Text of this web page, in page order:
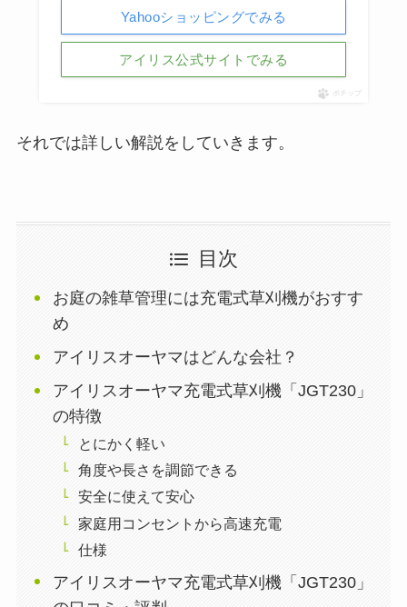
Yahooショッピングでみる
アイリス公式サイトでみる
ポチップ
それでは詳しい解説をしていきます。
目次
お庭の雑草管理には充電式草刈機がおすす
め
アイリスオーヤマはどんな会社？
アイリスオーヤマ充電式草刈機「JGT230」
の特徴
とにかく軽い
角度や長さを調節できる
安全に使えて安心
家庭用コンセントから高速充電
仕様
アイリスオーヤマ充電式草刈機「JGT230」